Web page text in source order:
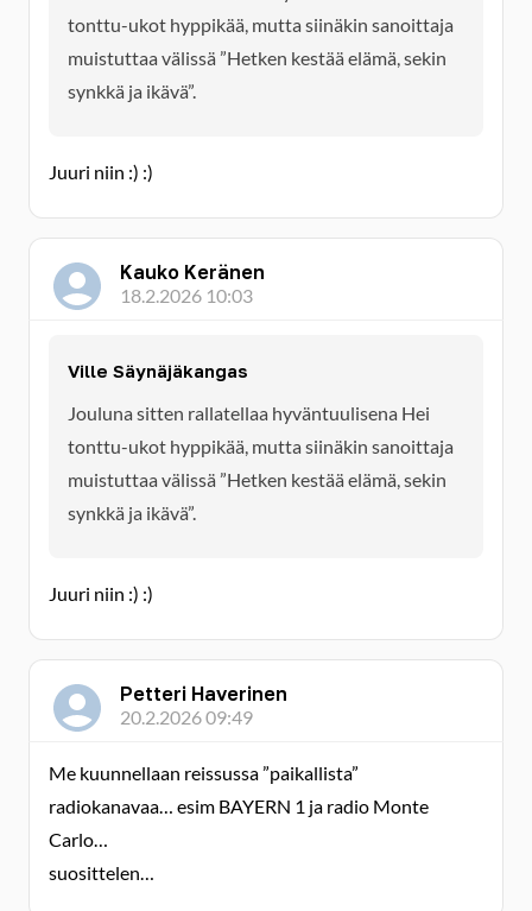
tonttu-ukot hyppikää, mutta siinäkin sanoittaja
muistuttaa välissä ”Hetken kestää elämä, sekin
synkkä ja ikävä”.
Juuri niin :) :)
Kauko Keränen
18.2.2026 10:03
Ville Säynäjäkangas
Jouluna sitten rallatellaa hyväntuulisena Hei
tonttu-ukot hyppikää, mutta siinäkin sanoittaja
muistuttaa välissä ”Hetken kestää elämä, sekin
synkkä ja ikävä”.
Juuri niin :) :)
Petteri Haverinen
20.2.2026 09:49
Me kuunnellaan reissussa ”paikallista”
radiokanavaa… esim BAYERN 1 ja radio Monte
Carlo…
suosittelen…